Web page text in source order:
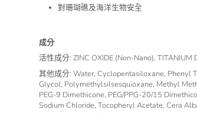
對珊瑚礁及海洋生物安全
成分
活性成分: ZINC OXIDE (Non-Nano), TITANIUM
其他成分: Water, Cyclopentasiloxane, Phenyl
Glycol, Polymethylsilsesquioxane, Methyl
PEG-9 Dimethicone, PEG/PPG-20/15
Sodium Chloride, Tocopheryl Acetate, Cera